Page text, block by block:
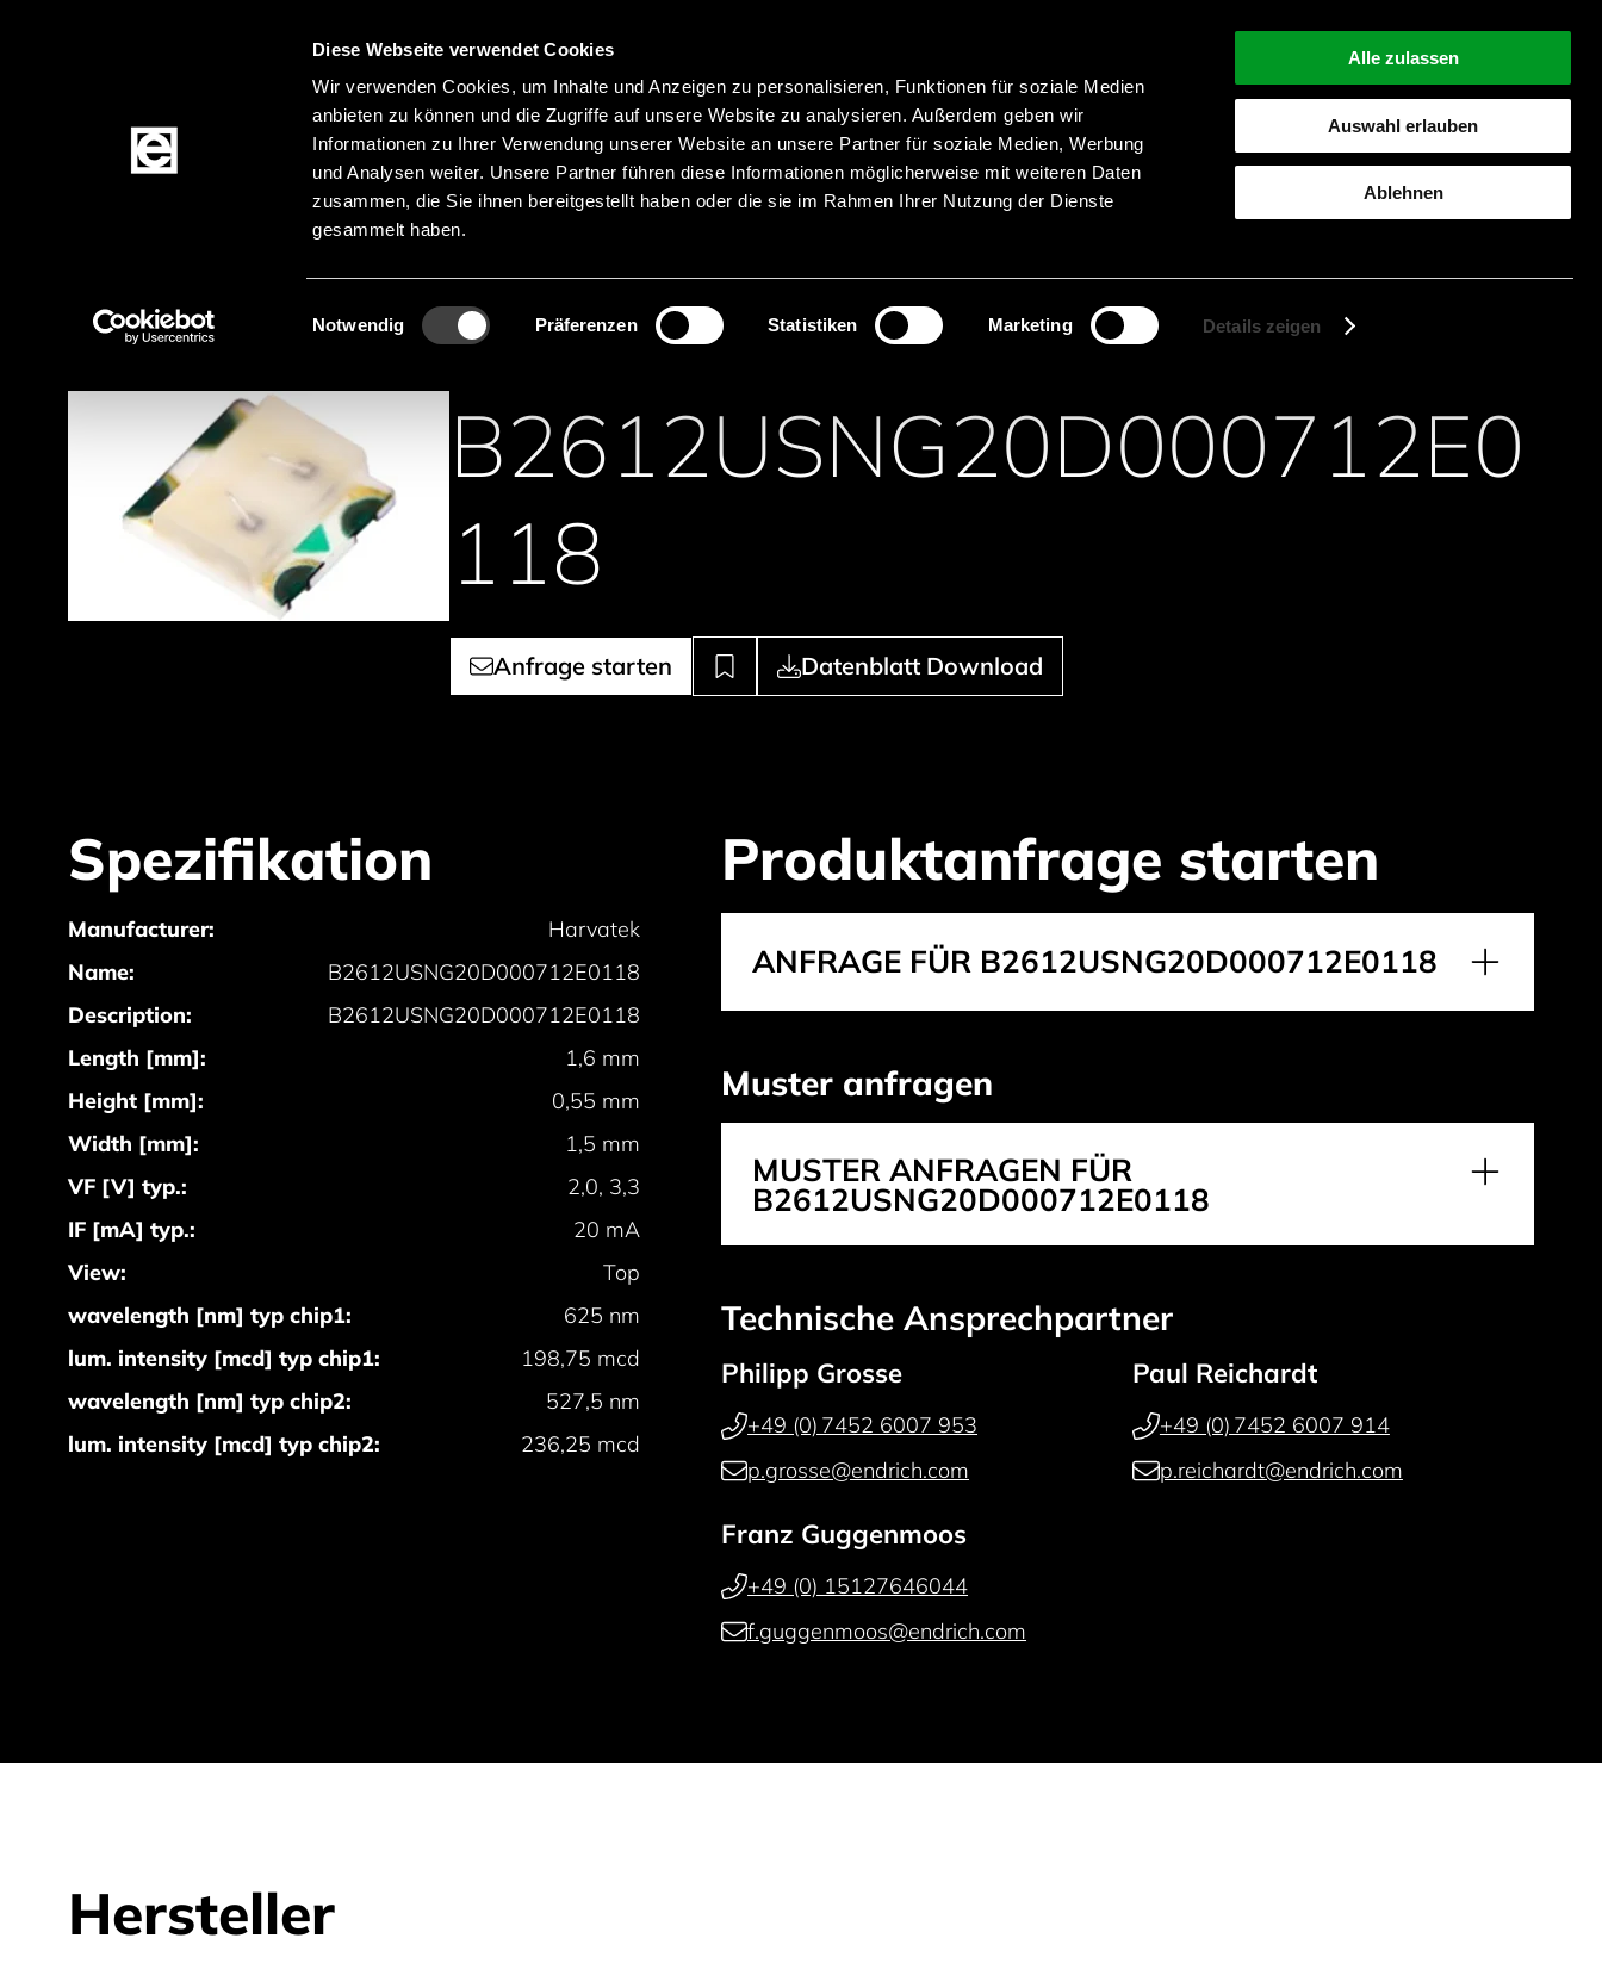
Diese Webseite verwendet Cookies
Wir verwenden Cookies, um Inhalte und Anzeigen zu personalisieren, Funktionen für soziale Medien
anbieten zu können und die Zugriffe auf unsere Website zu analysieren. Außerdem geben wir
Informationen zu Ihrer Verwendung unserer Website an unsere Partner für soziale Medien, Werbung
und Analysen weiter. Unsere Partner führen diese Informationen möglicherweise mit weiteren Daten
zusammen, die Sie ihnen bereitgestellt haben oder die sie im Rahmen Ihrer Nutzung der Dienste
gesammelt haben.
Einwilligungsauswahl
Notwendig Präferenzen Statistiken Marketing Details zeigen
Alle zulassen
Auswahl erlauben
Ablehnen
SprachenMenü
Produkte
Suche
Produktnamen suchen
Suche starten
Produktkategorien Lichtlösungen
B2612USNG20D000712E0
118
Anfrage starten Datenblatt Download
Spezifikation
Manufacturer:
Harvatek
Name:
B2612USNG20D000712E0118
Description:
B2612USNG20D000712E0118
Length [mm]:
1,6 mm
Height [mm]:
0,55 mm
Width [mm]:
1,5 mm
VF [V] typ.:
2,0, 3,3
IF [mA] typ.:
20 mA
View:
Top
wavelength [nm] typ chip1:
625 nm
lum. intensity [mcd] typ chip1:
198,75 mcd
wavelength [nm] typ chip2:
527,5 nm
lum. intensity [mcd] typ chip2:
236,25 mcd
Produktanfrage starten
ANFRAGE FÜR B2612USNG20D000712E0118
Muster anfragen
MUSTER ANFRAGEN FÜR
B2612USNG20D000712E0118
Technische Ansprechpartner
Philipp Grosse
+49 (0) 7452 6007 953
p.grosse@endrich.com
Paul Reichardt
+49 (0) 7452 6007 914
p.reichardt@endrich.com
Franz Guggenmoos
+49 (0) 15127646044
f.guggenmoos@endrich.com
Hersteller